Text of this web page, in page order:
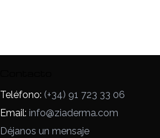
Teléfono: (+34) 91 723 33 06
Email: info@ziaderma.com
Déjanos un mensaje